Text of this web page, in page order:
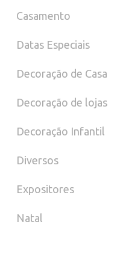
Casamento
Datas Especiais
Decoração de Casa
Decoração de lojas
Decoração Infantil
Diversos
Expositores
Natal